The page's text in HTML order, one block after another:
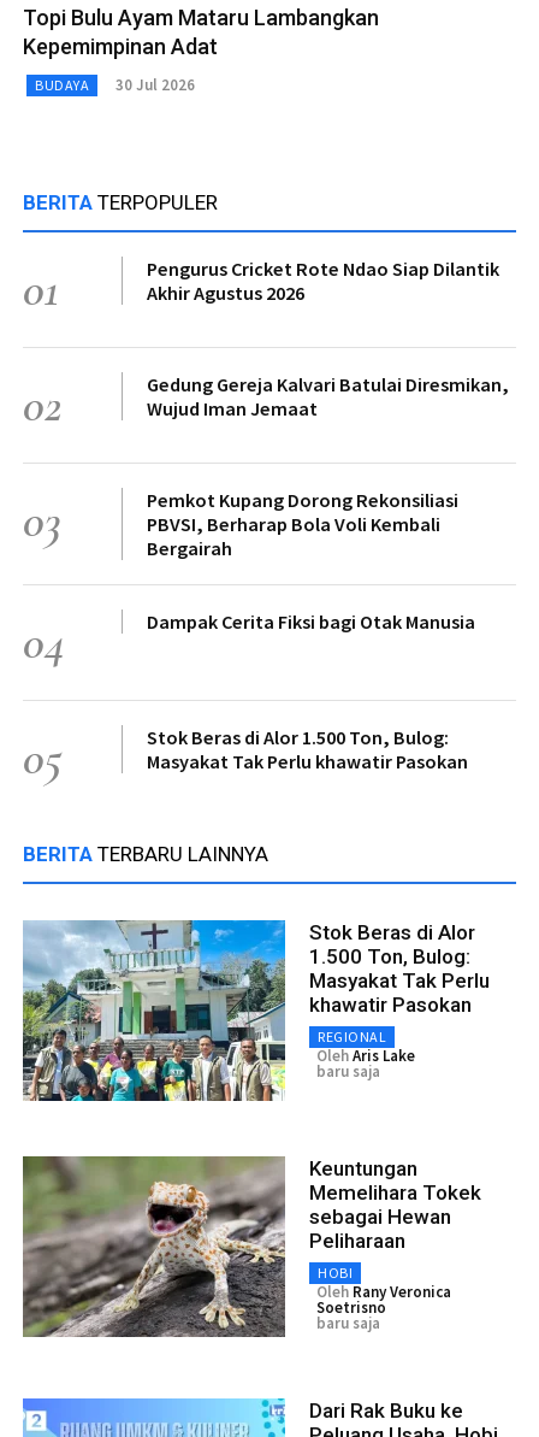
Topi Bulu Ayam Mataru Lambangkan
Kepemimpinan Adat
BUDAYA 30 Jul 2026
BERITA TERPOPULER
01
Pengurus Cricket Rote Ndao Siap Dilantik
Akhir Agustus 2026
02
Gedung Gereja Kalvari Batulai Diresmikan,
Wujud Iman Jemaat
03
Pemkot Kupang Dorong Rekonsiliasi
PBVSI, Berharap Bola Voli Kembali
Bergairah
04 Dampak Cerita Fiksi bagi Otak Manusia
05
Stok Beras di Alor 1.500 Ton, Bulog:
Masyakat Tak Perlu khawatir Pasokan
BERITA TERBARU LAINNYA
Stok Beras di Alor
1.500 Ton, Bulog:
Masyakat Tak Perlu
khawatir Pasokan
REGIONAL
OlehAris Lake
baru saja
Keuntungan
Memelihara Tokek
sebagai Hewan
Peliharaan
HOBI
Oleh Rany Veronica
Soetrisno
baru saja
Dari Rak Buku ke